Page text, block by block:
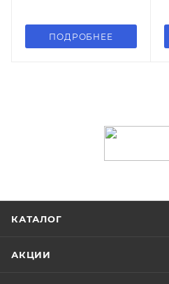
ПОДРОБНЕЕ
КАТАЛОГ
АКЦИИ